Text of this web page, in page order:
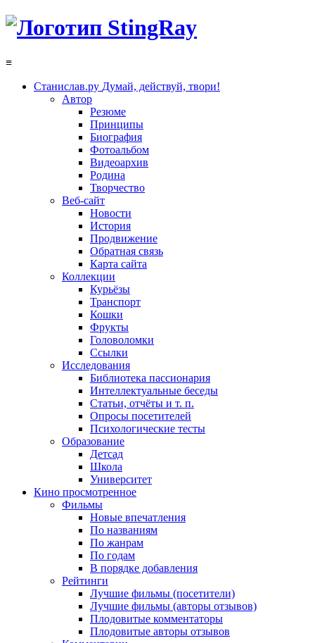
≡
Станислав.ру Думай, действуй, твори!
Автор
Резюме
Принципы
Биография
Фотоальбом
Видеоархив
Родина
Творчество
Веб-сайт
Новости
История
Продвижение
Обратная связь
Карта сайта
Коллекции
Курьёзы
Транспорт
Кошки
Фрукты
Головоломки
Ссылки
Исследования
Библиотека пассионария
Интеллектуальные беседы
Статьи, отчёты и т. п.
Опросы посетителей
Психологические тесты
Образование
Детсад
Школа
Университет
Кино просмотренное
Фильмы
Новые впечатления
По названиям
По жанрам
По годам
В порядке добавления
Рейтинги
Лучшие фильмы (посетители)
Лучшие фильмы (авторы отзывов)
Плодовитые комментаторы
Плодовитые авторы отзывов